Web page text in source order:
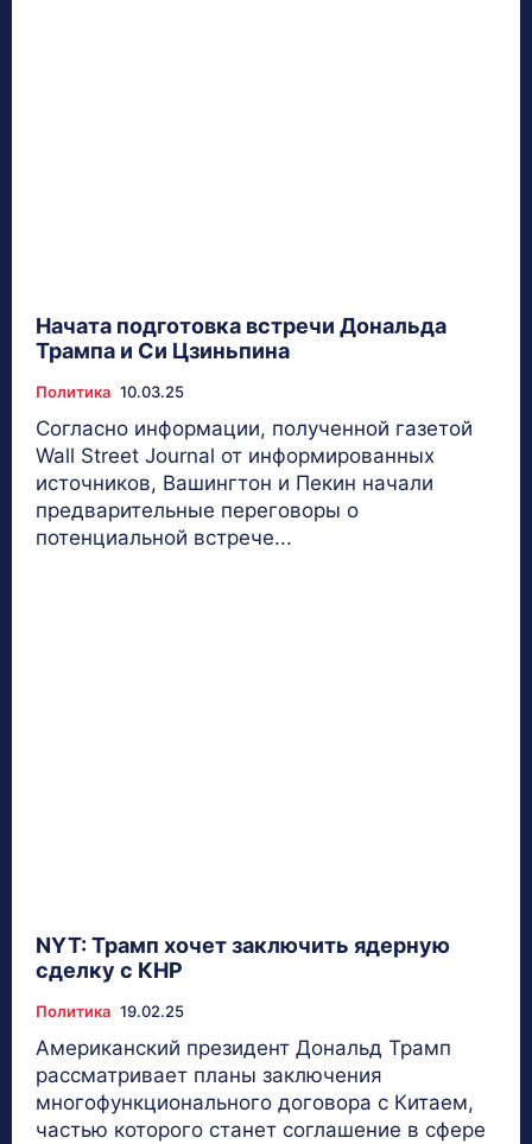
Начата подготовка встречи Дональда
Трампа и Си Цзиньпина
Политика 10.03.25
Согласно информации, полученной газетой
Wall Street Journal от информированных
источников, Вашингтон и Пекин начали
предварительные переговоры о
потенциальной встрече...
NYT: Трамп хочет заключить ядерную
сделку с КНР
Политика 19.02.25
Американский президент Дональд Трамп
рассматривает планы заключения
многофункционального договора с Китаем,
частью которого станет соглашение в сфере